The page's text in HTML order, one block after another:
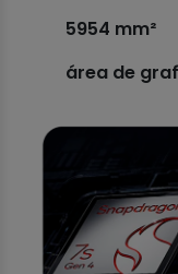
5954 mm²
área de